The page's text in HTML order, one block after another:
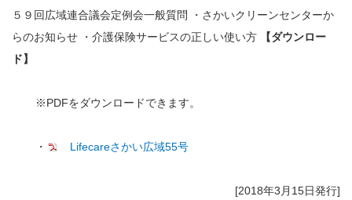
５９回広域連合議会定例会一般質問 ・さかいクリーンセンターか
らのお知らせ ・介護保険サービスの正しい使い方
【ダウンロー
ド】
※PDFをダウンロードできます。
・ Lifecareさかい広域55号
[2018年3月15日発行]